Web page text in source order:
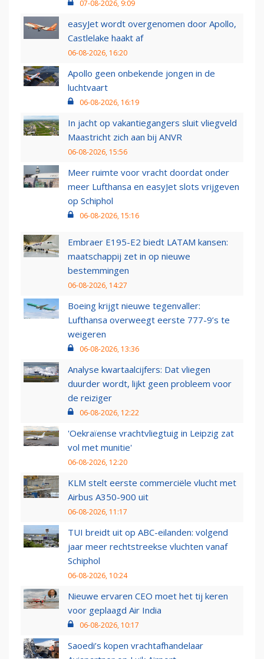
07-08-2026, 9:09
easyJet wordt overgenomen door Apollo,
Castlelake haakt af
06-08-2026, 16:20
Apollo geen onbekende jongen in de
luchtvaart
06-08-2026, 16:19
In jacht op vakantiegangers sluit vliegveld
Maastricht zich aan bij ANVR
06-08-2026, 15:56
Meer ruimte voor vracht doordat onder
meer Lufthansa en easyJet slots vrijgeven
op Schiphol
06-08-2026, 15:16
Embraer E195-E2 biedt LATAM kansen:
maatschappij zet in op nieuwe
bestemmingen
06-08-2026, 14:27
Boeing krijgt nieuwe tegenvaller:
Lufthansa overweegt eerste 777-9’s te
weigeren
06-08-2026, 13:36
Analyse kwartaalcijfers: Dat vliegen
duurder wordt, lijkt geen probleem voor
de reiziger
06-08-2026, 12:22
'Oekraïense vrachtvliegtuig in Leipzig zat
vol met munitie'
06-08-2026, 12:20
KLM stelt eerste commerciële vlucht met
Airbus A350-900 uit
06-08-2026, 11:17
TUI breidt uit op ABC-eilanden: volgend
jaar meer rechtstreekse vluchten vanaf
Schiphol
06-08-2026, 10:24
Nieuwe ervaren CEO moet het tij keren
voor geplaagd Air India
06-08-2026, 10:17
Saoedi’s kopen vrachtafhandelaar